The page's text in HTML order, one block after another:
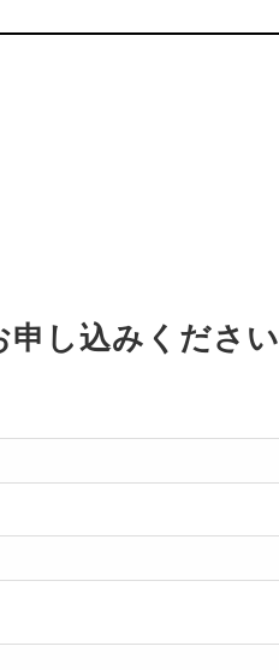
申し込みください